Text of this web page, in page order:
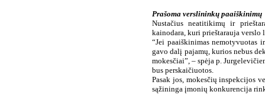
Prašoma verslininkų paaiškinimų
Nustačius neatitikimų ir
kainodara, kuri prieštarauja
“Jei paaiškinimas nemotyvuotas
gavo dalį pajamų, kurios nebus
mokesčiai”, – spėja p.
bus perskaičiuotos.
Pasak jos, mokesčių inspekcijos
sąžininga įmonių konkurencija